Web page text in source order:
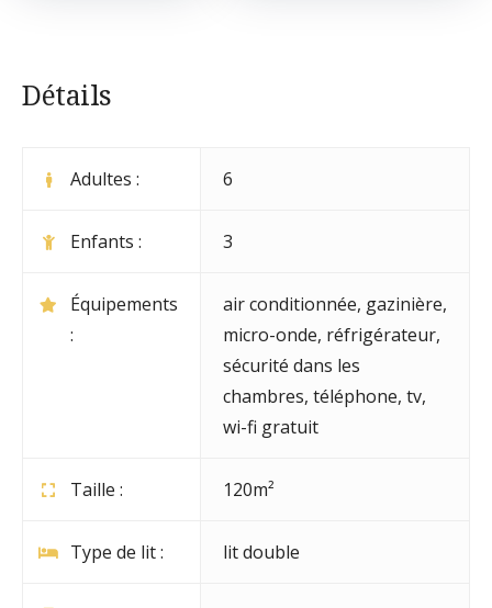
Détails
Adultes : 6
Enfants : 3
Équipements
:
air conditionnée, gazinière,
micro-onde, réfrigérateur,
sécurité dans les
chambres, téléphone, tv,
wi-fi gratuit
Taille : 120m²
Type de lit : lit double